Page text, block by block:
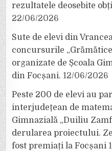
rezultatele deosebite
22/06/2026
Sute de elevi din
concursurile
organizate de Școala
din Focșani. 12/06/2026
Peste 200 de elevi au
interjudețean de
Gimnazială „Duiliu
derularea proiectului.
fost premiați la Focșani